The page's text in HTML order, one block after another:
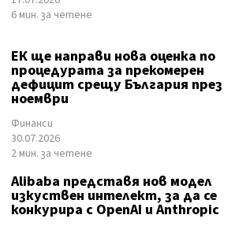
6 мин. за четене
ЕК ще направи нова оценка по
процедурата за прекомерен
дефицит срещу България през
ноември
Финанси
30.07.2026
2 мин. за четене
Alibaba представя нов модел
изкуствен интелект, за да се
конкурира с OpenAI и Anthropic